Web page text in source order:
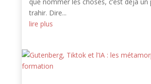
trahir. Dire...
lire plus